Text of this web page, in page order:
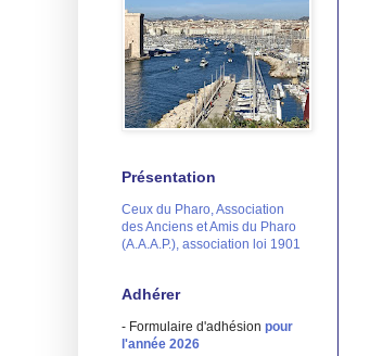
Présentation
Ceux du Pharo, Association
des Anciens et Amis du Pharo
(A.A.A.P.), association loi 1901
Adhérer
- Formulaire d'adhésion pour
l'année 2026